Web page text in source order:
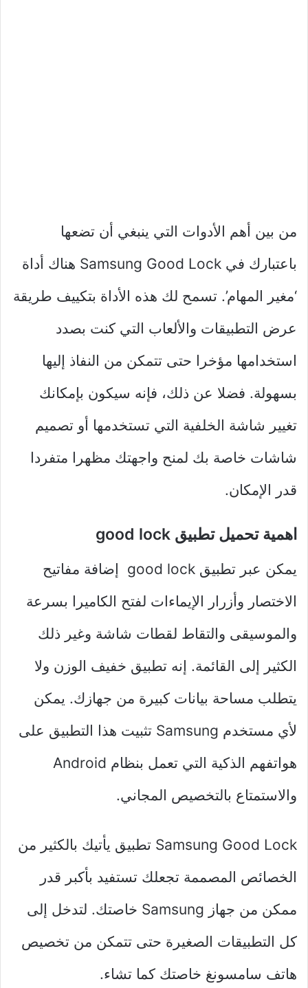
من بين أهم الأدوات التي ينبغي أن تضعها
باعتبارك في Samsung Good Lock هناك أداة
‘مغير المهام’. تسمح لك هذه الأداة بتكييف طريقة
عرض التطبيقات والألعاب التي كنت بصدد
استخدامها مؤخرا حتى تتمكن من النفاذ إليها
بسهولة. فضلا عن ذلك، فإنه سيكون بإمكانك
تغيير شاشة الخلفية التي تستخدمها أو تصميم
شاشات خاصة بك لمنح واجهتك مظهرا متفردا
قدر الإمكان.
اهمية تحميل تطبيق good lock
يمكن عبر تطبيق good lock إضافة مفاتيح
الاختصار وأزرار الإيماءات لفتح الكاميرا بسرعة
والموسيقى والتقاط لقطات شاشة وغير ذلك
الكثير إلى القائمة. إنه تطبيق خفيف الوزن ولا
يتطلب مساحة بيانات كبيرة من جهازك. يمكن
لأي مستخدم Samsung تثبيت هذا التطبيق على
هواتفهم الذكية التي تعمل بنظام Android
والاستمتاع بالتخصيص المجاني.
Samsung Good Lock تطبيق يأتيك بالكثير من
الخصائص المصممة تجعلك تستفيد بأكبر قدر
ممكن من جهاز Samsung خاصتك. لتدخل إلى
كل التطبيقات الصغيرة حتى تتمكن من تخصيص
هاتف سامسونغ خاصتك كما تشاء.